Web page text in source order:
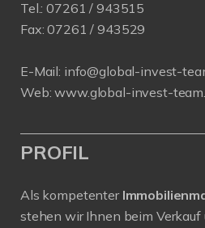
Tel.:07261 / 943515
Fax: 07261 / 943529
E-Mail: info@global-invest-
Web:www.global-invest-
PROFIL
Als kompetenter
stehen wir Ihnen beim Verkauf